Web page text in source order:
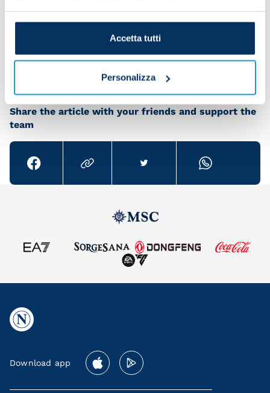
Accetta tutti
Personalizza
Primeira Liga with ten points after six matches.
Share the article with your friends and support the
team
Download app